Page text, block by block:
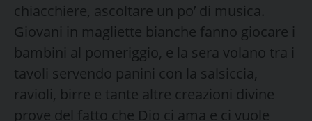
chiacchiere, ascoltare un po’ di musica.
Giovani in magliette bianche fanno giocare i
bambini al pomeriggio, e la sera volano tra i
tavoli servendo panini con la salsiccia,
ravioli, birre e tante altre creazioni divine
prove del fatto che Dio ci ama e ci vuole